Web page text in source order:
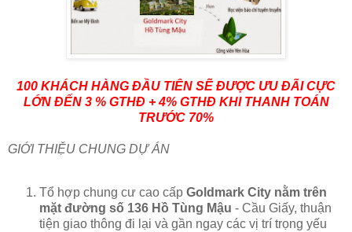
100 KHÁCH HÀNG ĐẦU TIÊN SẼ ĐƯỢC ƯU ĐÃI CỰC
LỚN ĐẾN 3 % GTHĐ + 4% GTHĐ KHI THANH TOÁN
TRƯỚC 70%
GIỚI THIỆU CHUNG DỰ ÁN
Tổ hợp chung cư cao cấp Goldmark City nằm trên
mặt đường số 136 Hồ Tùng Mậu - Cầu Giấy, thuận
tiện giao thông đi lại và gần ngay các vị trí trọng yếu